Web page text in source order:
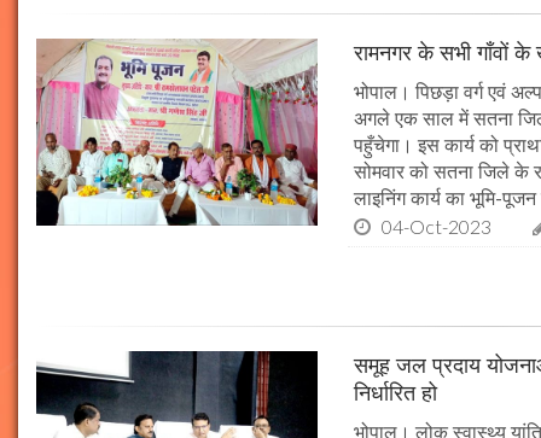
रामनगर के सभी गाँवों
भोपाल। पिछड़ा वर्ग एवं
अगले एक साल में सतना
पहुँचेगा। इस कार्य को
सोमवार को सतना जिले के
लाइनिंग कार्य का भूमि-
04-Oct-2023
समूह जल प्रदाय
निर्धारित हो
भोपाल। लोक स्वास्थ्य